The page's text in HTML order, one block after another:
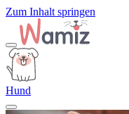
Zum Inhalt springen
Hund